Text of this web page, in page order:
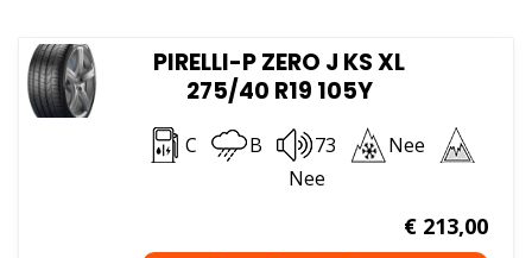
PIRELLI-P ZERO J KS XL
275/40 R19 105Y
C B 73
Nee
Nee
€213,00